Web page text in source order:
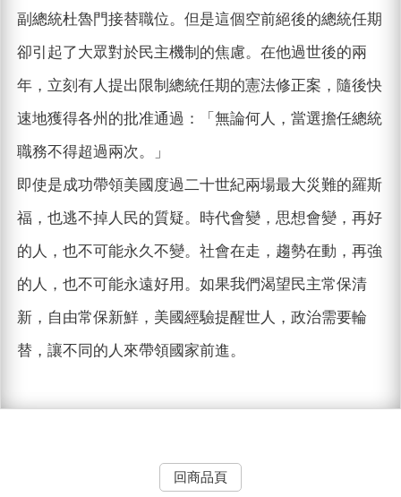
副總統杜魯門接替職位。但是這個空前絕後的總統任期
卻引起了大眾對於民主機制的焦慮。在他過世後的兩
年，立刻有人提出限制總統任期的憲法修正案，隨後快
速地獲得各州的批准通過：「無論何人，當選擔任總統
職務不得超過兩次。」
即使是成功帶領美國度過二十世紀兩場最大災難的羅斯
福，也逃不掉人民的質疑。時代會變，思想會變，再好
的人，也不可能永久不變。社會在走，趨勢在動，再強
的人，也不可能永遠好用。如果我們渴望民主常保清
新，自由常保新鮮，美國經驗提醒世人，政治需要輪
替，讓不同的人來帶領國家前進。
回商品頁